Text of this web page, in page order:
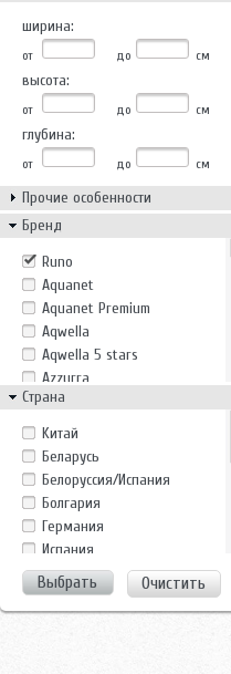
ширина:
от до см
высота:
от до см
глубина:
от до см
Прочие особенности
Бренд
Runo
Aquanet
Aquanet Premium
Aqwella
Aqwella 5 stars
Azzurra
Belux
Bricklaer
Casa Vera
Cezares
Clarberg
Dreja
Duravit
Evulla
GamaDecor
Страна
Kитай
Беларусь
Белоруссия/Испания
Болгария
Германия
Испания
Италия
Китай
Росcия
Очистить